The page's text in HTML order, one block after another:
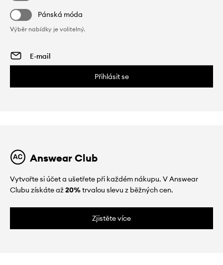
Pánská móda
Výběr nabídky je volitelný.
Přihlásit se
Answear Club
Vytvořte si účet a ušetřete při každém nákupu. V Answear
Clubu získáte až20%trvalou slevu z běžných cen.
Zjistěte více